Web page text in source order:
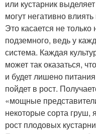
или кустарник
могут негативно
Это касается не
подземного, ведь у
система. Каждая
может так оказаться,
и будет лишено
пойдет в рост.
«мощные
некоторые сорта груш,
рост плодовых